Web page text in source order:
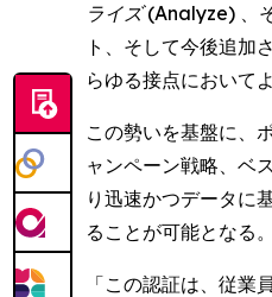
ライズ (Analyze) 、
ト、そして今後追加
らゆる接点において
この勢いを基盤に、
ャンペーン戦略、ベ
り迅速かつデータに
ることが可能となる。
「この認証は、従